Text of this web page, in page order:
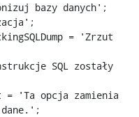
= 'Zrzut